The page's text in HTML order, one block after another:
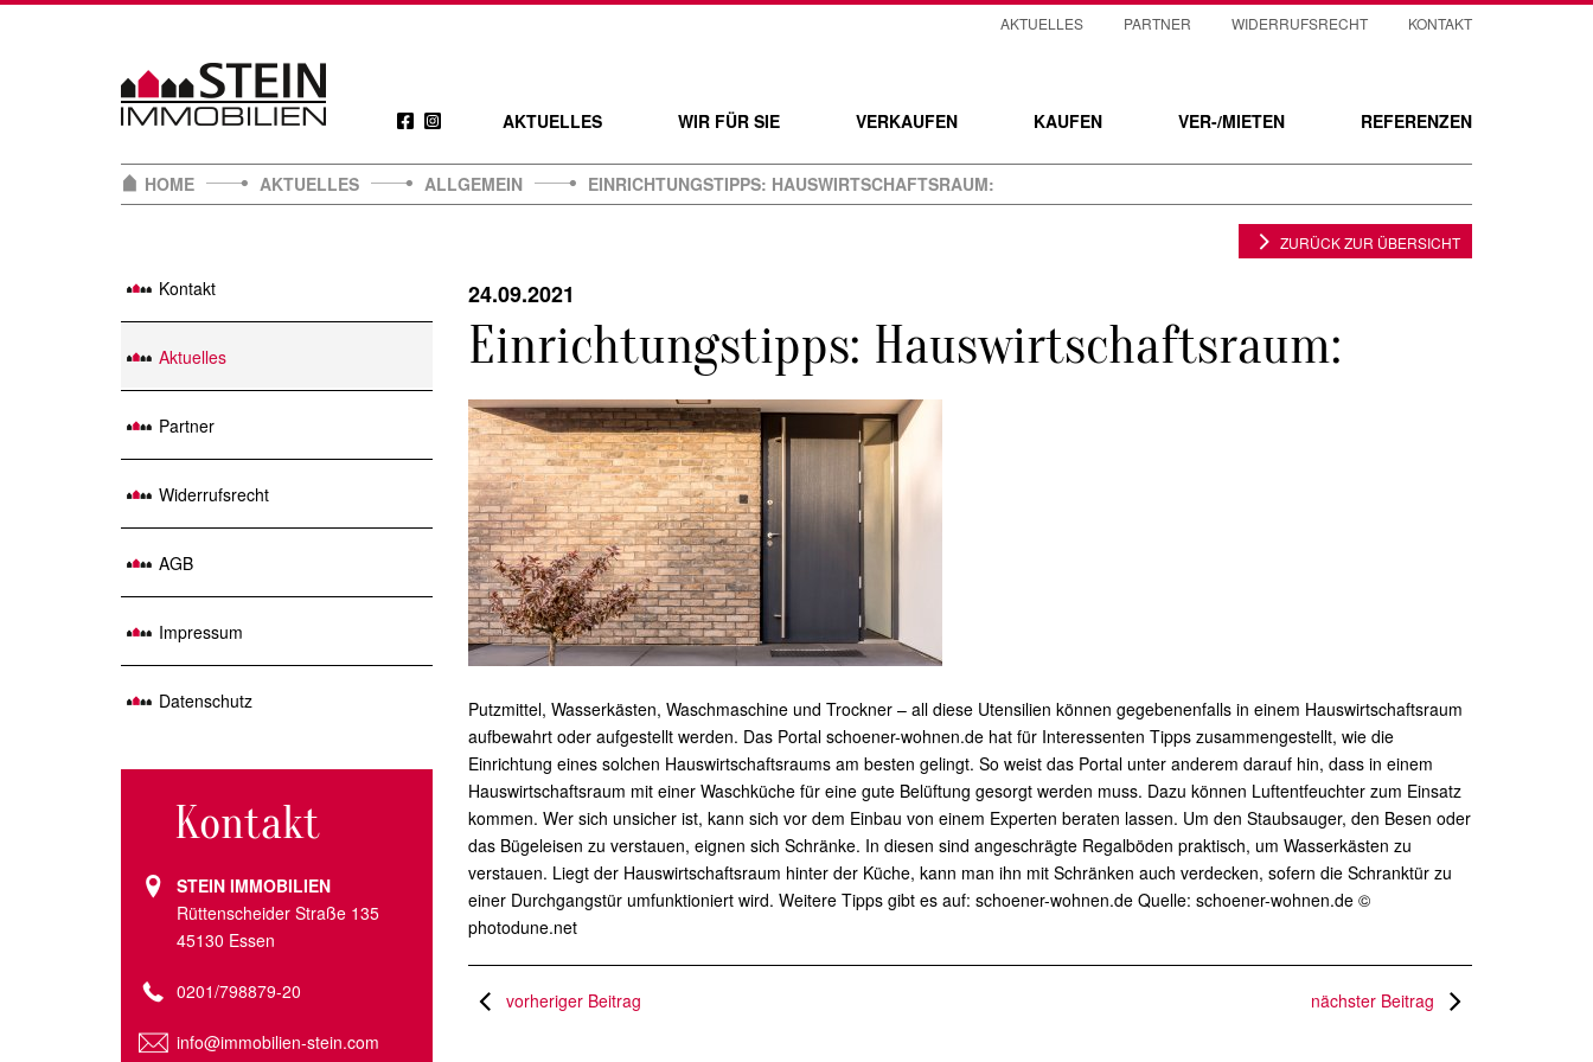
AKTUELLES WIR FÜR SIE VERKAUFEN KAUFEN VER-/MIETEN REFERENZEN
AKTUELLES PARTNER WIDERRUFSRECHT KONTAKT
HOME AKTUELLES ALLGEMEIN EINRICHTUNGSTIPPS: HAUSWIRTSCHAFTSRAUM:
24.09.2021
Einrichtungstipps: Hauswirtschaftsraum:
ZURÜCK ZUR ÜBERSICHT
Putzmittel, Wasserkästen, Waschmaschine und Trockner – all diese Utensilien können gegebenenfalls in einem Hauswirtschaftsraum
aufbewahrt oder aufgestellt werden. Das Portal schoener-wohnen.de hat für Interessenten Tipps zusammengestellt, wie die
Einrichtung eines solchen Hauswirtschaftsraums am besten gelingt. So weist das Portal unter anderem darauf hin, dass in einem
Hauswirtschaftsraum mit einer Waschküche für eine gute Belüftung gesorgt werden muss. Dazu können Luftentfeuchter zum Einsatz
kommen. Wer sich unsicher ist, kann sich vor dem Einbau von einem Experten beraten lassen. Um den Staubsauger, den Besen oder
das Bügeleisen zu verstauen, eignen sich Schränke. In diesen sind angeschrägte Regalböden praktisch, um Wasserkästen zu
verstauen. Liegt der Hauswirtschaftsraum hinter der Küche, kann man ihn mit Schränken auch verdecken, sofern die Schranktür zu
einer Durchgangstür umfunktioniert wird. Weitere Tipps gibt es auf: schoener-wohnen.de Quelle: schoener-wohnen.de ©
photodune.net
vorheriger Beitrag nächster Beitrag
Kontakt
Aktuelles
Partner
Widerrufsrecht
AGB
Impressum
Datenschutz
Kontakt
STEIN IMMOBILIEN
Rüttenscheider Straße 135
45130 Essen
0201/798879-20
info@immobilien-stein.com